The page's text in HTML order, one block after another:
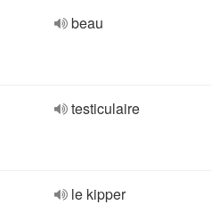
beau
testiculaire
le kipper